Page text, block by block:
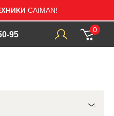
CAIMAN!
95
0